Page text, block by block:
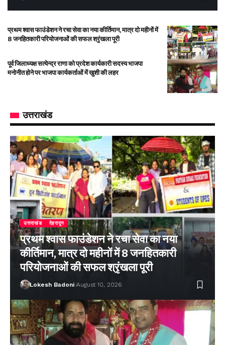
प्रथम श्वास फाउंडेशन ने रचा सेवा का नया कीर्तिमान, मात्र दो महीनों में
8 जनहितकारी परियोजनाओं की सफल श्रृंखला पूरी
पूर्व जिलाध्यक्ष सत्येन्द्र राणा को प्रदेश कार्यकारी सदस्य भाजपा
मनोनीत होने पर भाजपा कार्यकर्ताओं में खुशी की लहर
उत्तराखंड
उत्तराखंड देहरादून
प्रथम श्वास फाउंडेशन ने रचा सेवा का नया
कीर्तिमान, मात्र दो महीनों में 8 जनहितकारी
परियोजनाओं की सफल श्रृंखला पूरी
Lokesh Badoni August 10, 2026